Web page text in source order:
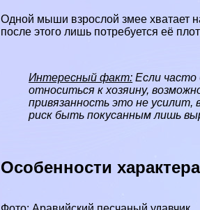
Одной мыши взрослой змее хватает
после этого лишь потребуется её
Интересный факт: Если часто
относиться к хозяину,
привязанность это не усилит,
риск быть покусанным лишь
Особенности